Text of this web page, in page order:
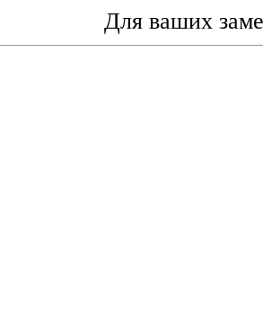
Для ваших